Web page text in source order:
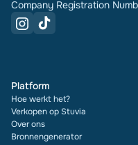
Company Registration
Platform
Hoe werkt het?
Verkopen op Stuvia
Over ons
Bronnengenerator